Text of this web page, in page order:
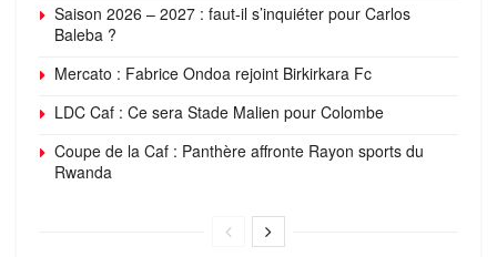
Saison 2026 – 2027 : faut-il s’inquiéter pour Carlos
Baleba ?
Mercato : Fabrice Ondoa rejoint Birkirkara Fc
LDC Caf : Ce sera Stade Malien pour Colombe
Coupe de la Caf : Panthère affronte Rayon sports du
Rwanda